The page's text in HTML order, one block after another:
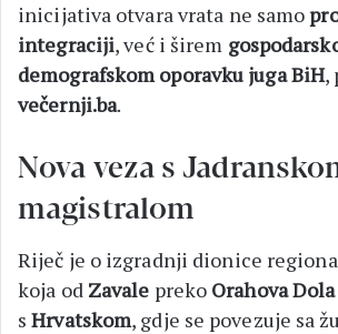
inicijativa otvara vrata ne samo
integraciji, već i širem
demografskom oporavku juga BiH,
večernji.ba.
Nova veza s
magistralom
Riječ je o izgradnji dionice
koja od Zavale preko Orahova Dola
sHrvatskom, gdje se povezuje sa